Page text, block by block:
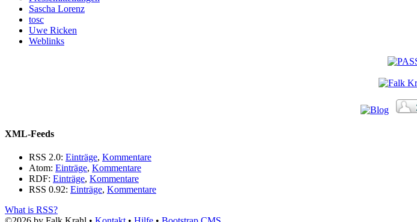
Sascha Lorenz
tosc
Uwe Ricken
Weblinks
XML-Feeds
RSS 2.0: Einträge, Kommentare
Atom: Einträge, Kommentare
RDF: Einträge, Kommentare
RSS 0.92: Einträge, Kommentare
What is RSS?